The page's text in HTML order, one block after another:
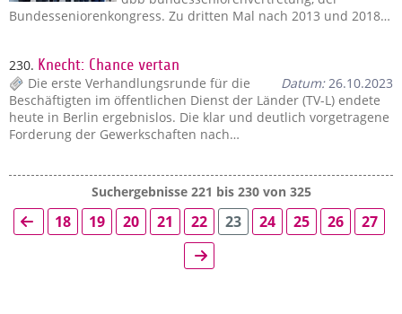
Bundesseniorenkongress. Zu dritten Mal nach 2013 und 2018…
230. Knecht: Chance vertan
Datum:26.10.2023
Die erste Verhandlungsrunde für die
Beschäftigten im öffentlichen Dienst der Länder (TV-L) endete
heute in Berlin ergebnislos. Die klar und deutlich vorgetragene
Forderung der Gewerkschaften nach…
Suchergebnisse 221 bis 230 von 325
18 19 20 21 22 23 24 25 26 27